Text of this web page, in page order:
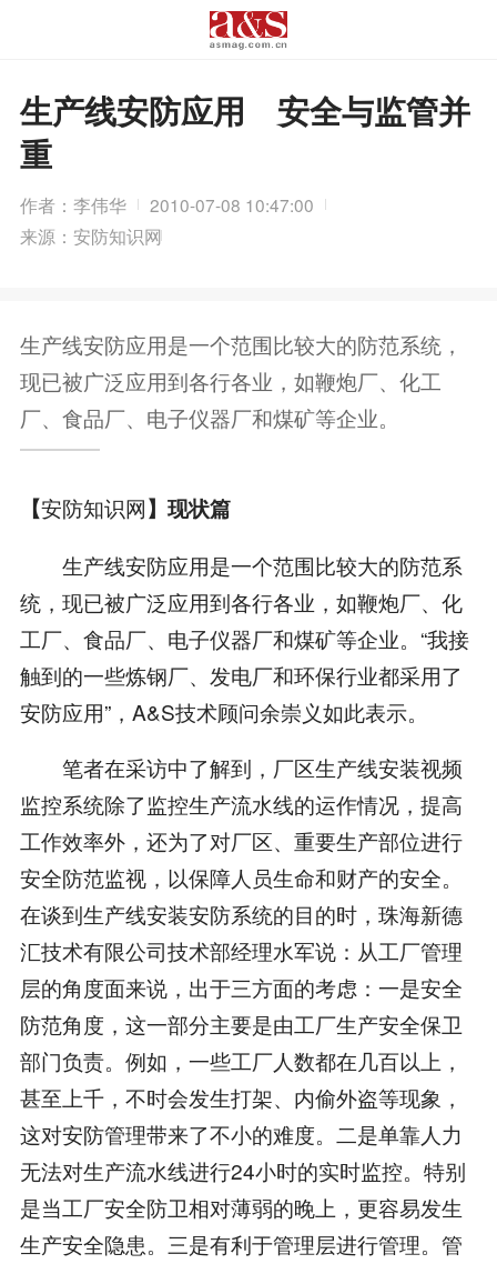
生产线安防应用 安全与监管并
重
作者：李伟华
2010-07-08 10:47:00
来源：安防知识网
生产线安防应用是一个范围比较大的防范系统，
现已被广泛应用到各行各业，如鞭炮厂、化工
厂、食品厂、电子仪器厂和煤矿等企业。
【安防知识网】现状篇
生产线安防应用是一个范围比较大的防范系
统，现已被广泛应用到各行各业，如鞭炮厂、化
工厂、食品厂、电子仪器厂和煤矿等企业。“我接
触到的一些炼钢厂、发电厂和环保行业都采用了
安防应用”，A&S技术顾问余崇义如此表示。
笔者在采访中了解到，厂区生产线安装视频
监控系统除了监控生产流水线的运作情况，提高
工作效率外，还为了对厂区、重要生产部位进行
安全防范监视，以保障人员生命和财产的安全。
在谈到生产线安装安防系统的目的时，珠海新德
汇技术有限公司技术部经理水军说：从工厂管理
层的角度面来说，出于三方面的考虑：一是安全
防范角度，这一部分主要是由工厂生产安全保卫
部门负责。例如，一些工厂人数都在几百以上，
甚至上千，不时会发生打架、内偷外盗等现象，
这对安防管理带来了不小的难度。二是单靠人力
无法对生产流水线进行24小时的实时监控。特别
是当工厂安全防卫相对薄弱的晚上，更容易发生
生产安全隐患。三是有利于管理层进行管理。管